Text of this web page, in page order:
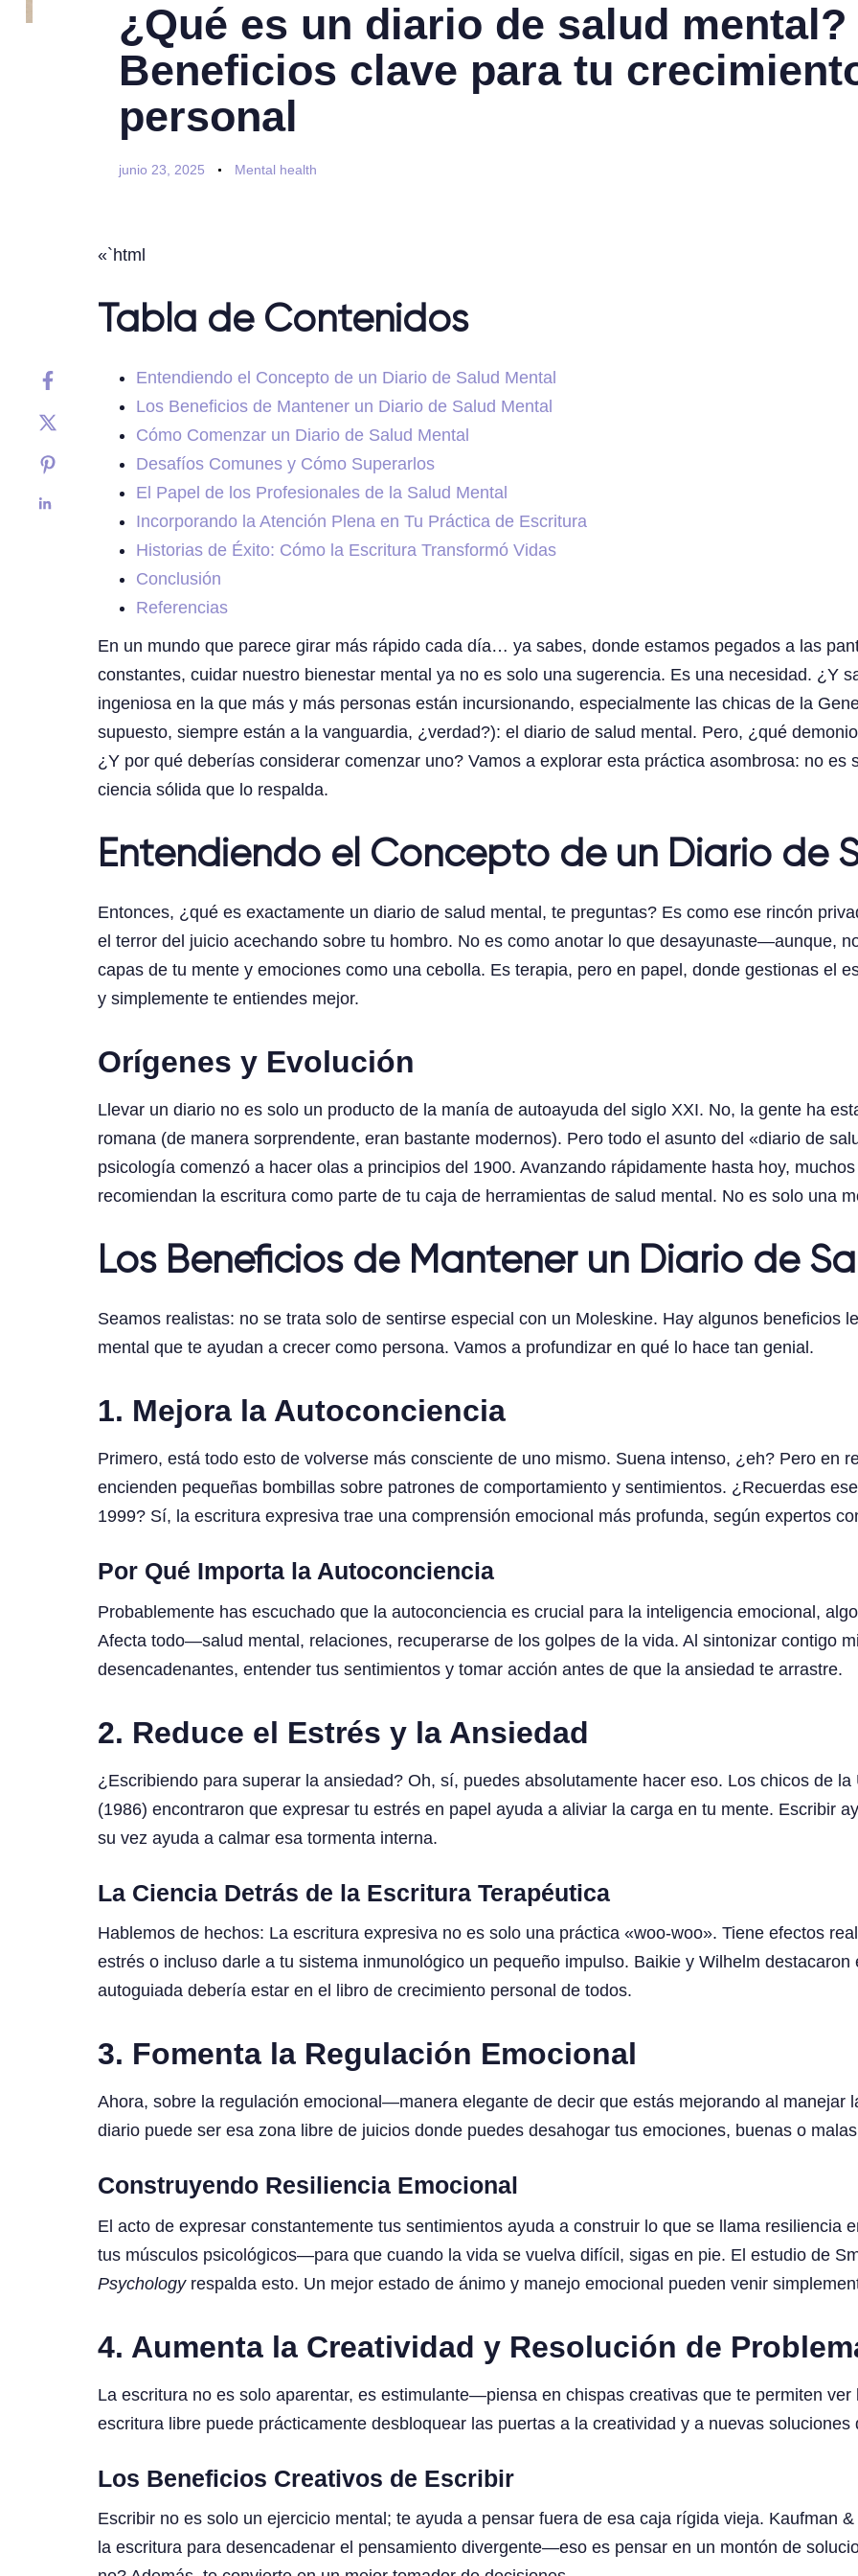
¿Qué es un diario de salud mental?
Beneficios clave para tu
personal
junio 23, 2025 Mental health
«`html
Tabla de Contenidos
Entendiendo el Concepto de un Diario de Salud Mental
Los Beneficios de Mantener un Diario de Salud Mental
Cómo Comenzar un Diario de Salud Mental
Desafíos Comunes y Cómo Superarlos
El Papel de los Profesionales de la Salud Mental
Incorporando la Atención Plena en Tu Práctica de Escritura
Historias de Éxito: Cómo la Escritura Transformó Vidas
Conclusión
Referencias
En un mundo que parece girar más rápido cada día… ya sabes, donde estamos pegados a las
constantes, cuidar nuestro bienestar mental ya no es solo una sugerencia. Es una necesidad. ¿Y
ingeniosa en la que más y más personas están incursionando, especialmente las chicas de la
supuesto, siempre están a la vanguardia, ¿verdad?): el diario de salud mental. Pero, ¿qué
¿Y por qué deberías considerar comenzar uno? Vamos a explorar esta práctica asombrosa: no es
ciencia sólida que lo respalda.
Entendiendo el Concepto de un Diario de
Entonces, ¿qué es exactamente un diario de salud mental, te preguntas? Es como ese rincón
el terror del juicio acechando sobre tu hombro. No es como anotar lo que desayunaste—aunque,
capas de tu mente y emociones como una cebolla. Es terapia, pero en papel, donde gestionas el
y simplemente te entiendes mejor.
Orígenes y Evolución
Llevar un diario no es solo un producto de la manía de autoayuda del siglo XXI. No, la gente ha
romana (de manera sorprendente, eran bastante modernos). Pero todo el asunto del «diario de
psicología comenzó a hacer olas a principios del 1900. Avanzando rápidamente hasta hoy,
recomiendan la escritura como parte de tu caja de herramientas de salud mental. No es solo una
Los Beneficios de Mantener un Diario de
Seamos realistas: no se trata solo de sentirse especial con un Moleskine. Hay algunos beneficios
mental que te ayudan a crecer como persona. Vamos a profundizar en qué lo hace tan genial.
1. Mejora la Autoconciencia
Primero, está todo esto de volverse más consciente de uno mismo. Suena intenso, ¿eh? Pero en
encienden pequeñas bombillas sobre patrones de comportamiento y sentimientos. ¿Recuerdas
1999? Sí, la escritura expresiva trae una comprensión emocional más profunda, según expertos
Por Qué Importa la Autoconciencia
Probablemente has escuchado que la autoconciencia es crucial para la inteligencia emocional,
Afecta todo—salud mental, relaciones, recuperarse de los golpes de la vida. Al sintonizar contigo
desencadenantes, entender tus sentimientos y tomar acción antes de que la ansiedad te arrastre.
2. Reduce el Estrés y la Ansiedad
¿Escribiendo para superar la ansiedad? Oh, sí, puedes absolutamente hacer eso. Los chicos de
(1986) encontraron que expresar tu estrés en papel ayuda a aliviar la carga en tu mente. Escribir
su vez ayuda a calmar esa tormenta interna.
La Ciencia Detrás de la Escritura Terapéutica
Hablemos de hechos: La escritura expresiva no es solo una práctica «woo-woo». Tiene efectos
estrés o incluso darle a tu sistema inmunológico un pequeño impulso. Baikie y Wilhelm
autoguiada debería estar en el libro de crecimiento personal de todos.
3. Fomenta la Regulación Emocional
Ahora, sobre la regulación emocional—manera elegante de decir que estás mejorando al manejar
diario puede ser esa zona libre de juicios donde puedes desahogar tus emociones, buenas o
Construyendo Resiliencia Emocional
El acto de expresar constantemente tus sentimientos ayuda a construir lo que se llama resiliencia
tus músculos psicológicos—para que cuando la vida se vuelva difícil, sigas en pie. El estudio de
Psychologyrespalda esto. Un mejor estado de ánimo y manejo emocional pueden venir
4. Aumenta la Creatividad y Resolución de
La escritura no es solo aparentar, es estimulante—piensa en chispas creativas que te permiten
escritura libre puede prácticamente desbloquear las puertas a la creatividad y a nuevas
Los Beneficios Creativos de Escribir
Escribir no es solo un ejercicio mental; te ayuda a pensar fuera de esa caja rígida vieja. Kaufman
la escritura para desencadenar el pensamiento divergente—eso es pensar en un montón de